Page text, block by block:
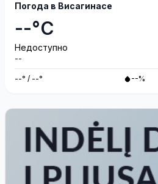
Погода в Висагинасе
--°C
Недоступно
--
--° / --° --%